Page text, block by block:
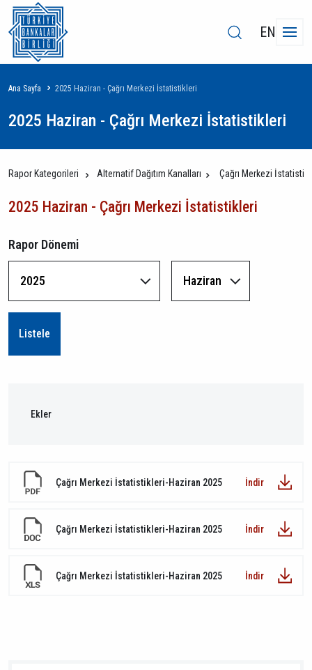
EN
Sayfa
yolu
Ana Sayfa 2025 Haziran - Çağrı Merkezi İstatistikleri
2025 Haziran - Çağrı Merkezi İstatistikleri
Rapor Kategorileri Alternatif Dağıtım Kanalları Çağrı Merkezi
2025 Haziran - Çağrı Merkezi İstatistikleri
Rapor Dönemi
Ekler
Çağrı Merkezi İstatistikleri-Haziran 2025 İndir
Çağrı Merkezi İstatistikleri-Haziran 2025 İndir
Çağrı Merkezi İstatistikleri-Haziran 2025 İndir